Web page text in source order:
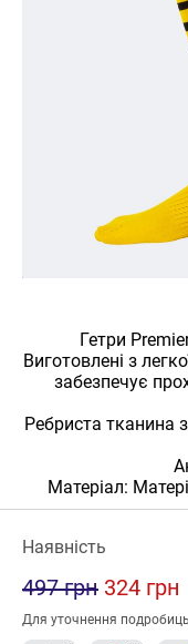
Гетри
Виготовлені з
забезпечує
Ребриста тканина
Матеріал:
Наявність
497 грн 324 грн
Для уточнення